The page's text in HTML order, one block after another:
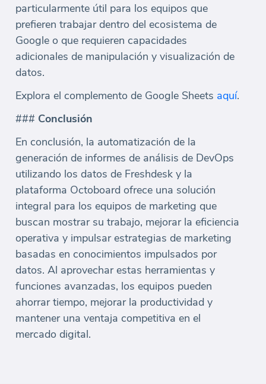
particularmente útil para los equipos que
prefieren trabajar dentro del ecosistema de
Google o que requieren capacidades
adicionales de manipulación y visualización de
datos.
Explora el complemento de Google Sheets aquí.
### Conclusión
En conclusión, la automatización de la
generación de informes de análisis de DevOps
utilizando los datos de Freshdesk y la
plataforma Octoboard ofrece una solución
integral para los equipos de marketing que
buscan mostrar su trabajo, mejorar la eficiencia
operativa y impulsar estrategias de marketing
basadas en conocimientos impulsados por
datos. Al aprovechar estas herramientas y
funciones avanzadas, los equipos pueden
ahorrar tiempo, mejorar la productividad y
mantener una ventaja competitiva en el
mercado digital.